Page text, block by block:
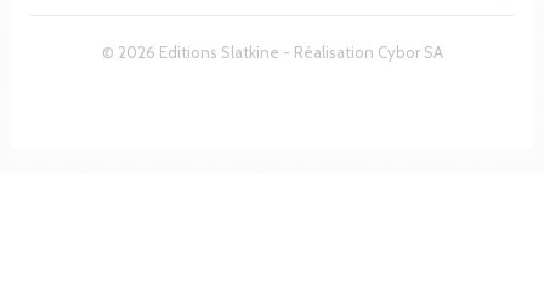
© 2026 Editions Slatkine - Réalisation Cybor SA